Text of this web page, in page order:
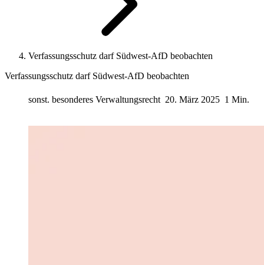
Verfassungsschutz darf Südwest-AfD beobachten
Verfassungsschutz darf Südwest-AfD beobachten
sonst. besonderes Verwaltungsrecht 20. März 2025 1 Min.